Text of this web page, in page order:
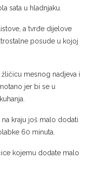
sata u hladnjaku.
a tvrđe dijelove
posude u kojoj
žličicu mesnog nadjeva i
jer bi se u
kraju još malo dodati
60 minuta.
kojemu dodate malo